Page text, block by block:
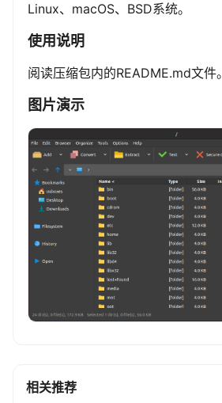
Linux、macOS、BSD系统。
使用说明
阅读压缩包内的README.md文件。
图片演示
相关推荐